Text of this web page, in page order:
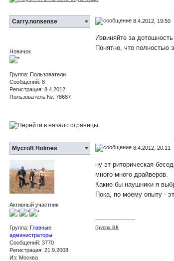
Carry.nonsense 8.4.2012, 19:50
Новичок
Группа: Пользователи
Сообщений: 8
Регистрация: 8.4.2012
Пользователь №: 78687
Извиняйте за
Понятно, что полностью
Mycroft Holmes 8.4.2012, 20:11
Активный участник
Группа:Главные
администраторы
Сообщений: 3770
Регистрация: 21.9.2008
Из: Москва
ну эт риторическая
много-много драйверов.
Какие бы наушники я
Пока, по моему опыту -
--------------------
Группа ВК